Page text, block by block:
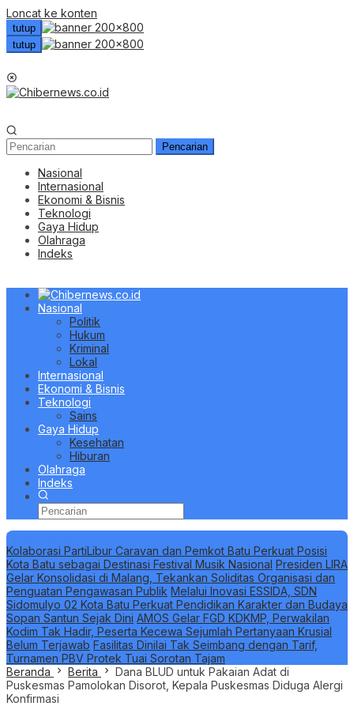
Loncat ke konten
tutup
tutup
Pencarian
Nasional
Internasional
Ekonomi & Bisnis
Teknologi
Gaya Hidup
Olahraga
Indeks
Nasional
Politik
Hukum
Kriminal
Lokal
Internasional
Ekonomi & Bisnis
Teknologi
Sains
Gaya Hidup
Kesehatan
Hiburan
Olahraga
Indeks
Berita Terbaru
Kolaborasi PartiLibur Caravan dan Pemkot Batu Perkuat Posisi
Kota Batu sebagai Destinasi Festival Musik Nasional Presiden LIRA
Gelar Konsolidasi di Malang, Tekankan Soliditas Organisasi dan
Penguatan Pengawasan Publik Melalui Inovasi ESSIDA, SDN
Sidomulyo 02 Kota Batu Perkuat Pendidikan Karakter dan Budaya
Sopan Santun Sejak Dini AMOS Gelar FGD KDKMP, Perwakilan
Kodim Tak Hadir, Peserta Kecewa Sejumlah Pertanyaan Krusial
Belum Terjawab Fasilitas Dinilai Tak Seimbang dengan Tarif,
Turnamen PBV Protek Tuai Sorotan Tajam
Beranda
Berita
Dana BLUD untuk Pakaian Adat di
Puskesmas Pamolokan Disorot, Kepala Puskesmas Diduga Alergi
Konfirmasi